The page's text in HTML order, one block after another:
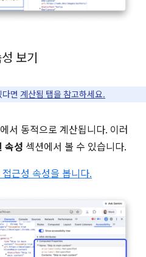
보기
면 계산됨 탭을 참고하세요.
서 동적으로 계산됩니다. 이러
속성 섹션에서 볼 수 있습니다.
근성 속성을 봅니다.